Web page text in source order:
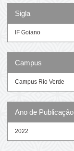
Sigla
IF Goiano
Campus
Campus Rio Verde
Ano de Publicação
2022